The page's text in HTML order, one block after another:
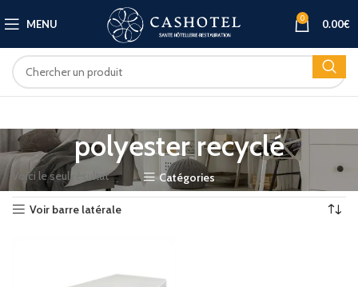
MENU 0 0.00€
polyester recyclé
Catégories
Voici le seul résultat
Voir barre latérale